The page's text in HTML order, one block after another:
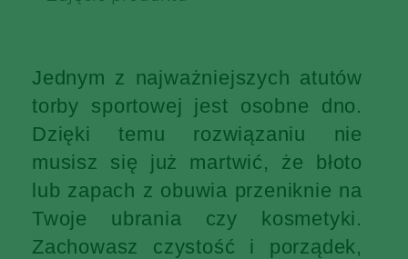
Jednym z najważniejszych atutów
torby sportowej jest osobne dno.
Dzięki temu rozwiązaniu nie
musisz się już martwić, że błoto
lub zapach z obuwia przeniknie na
Twoje ubrania czy kosmetyki.
Zachowasz czystość i porządek,